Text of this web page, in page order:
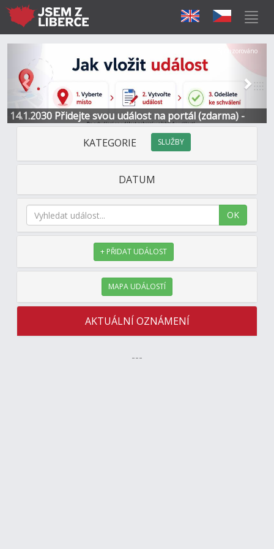
14.1.2030 Přidejte svou událost na portál (zdarma) -
Informace a kontakt
Další
Sponzorováno
KATEGORIE SLUŽBY
DATUM
OK
+ PŘIDAT UDÁLOST
MAPA UDÁLOSTÍ
AKTUÁLNÍ OZNÁMENÍ
---